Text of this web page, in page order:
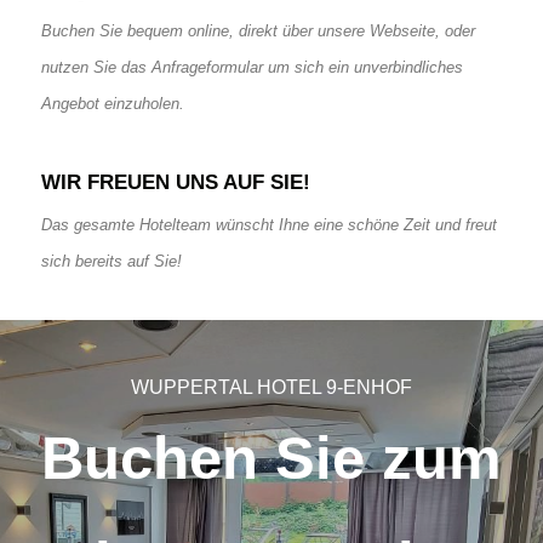
Buchen Sie bequem online, direkt über unsere Webseite, oder
nutzen Sie das Anfrageformular um sich ein unverbindliches
Angebot einzuholen.
WIR FREUEN UNS AUF SIE!
Das gesamte Hotelteam wünscht Ihne eine schöne Zeit und freut
sich bereits auf Sie!
WUPPERTAL HOTEL 9-ENHOF
Buchen Sie zum